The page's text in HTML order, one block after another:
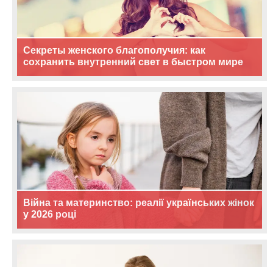
Секреты женского благополучия: как
сохранить внутренний свет в быстром мире
Війна та материнство: реалії українських жінок
у 2026 році